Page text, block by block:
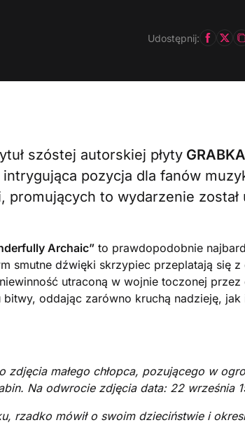
Udostępnij:
szóstej autorskiej płyty GRABKA
intrygująca pozycja dla fanów
to wydarzenie został
Archaic” to prawdopodobnie
smutne dźwięki skrzypiec przeplatają się
utraconą w wojnie toczonej
oddając zarówno kruchą nadzieję,
zdjęcia małego chłopca, pozującego w
Na odwrocie zdjęcia data: 22 września
rzadko mówił o swoim dzieciństwie i